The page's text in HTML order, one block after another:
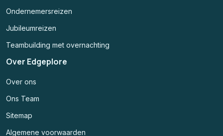
Ondernemersreizen
Jubileumreizen
Teambuilding met overnachting
Over Edgeplore
Over ons
Ons Team
Sitemap
Algemene voorwaarden